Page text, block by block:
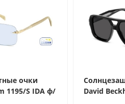
очки
1195/S IDA ф/
David